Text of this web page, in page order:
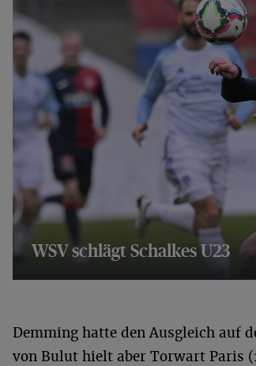
WSV schlägt Schalkes U23
Demming hatte den Ausgleich auf
von Bulut hielt aber Torwart Paris